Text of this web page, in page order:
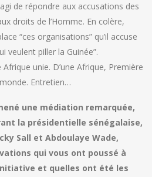
agi de répondre aux accusations des
droits de l’Homme. En colère,
“ces organisations” qu’il accuse
veulent piller la Guinée”.
Afrique unie. D’une Afrique, Première
Entretien…
une médiation remarquée,
la présidentielle sénégalaise,
Sall et Abdoulaye Wade,
qui vous ont poussé à
et quelles ont été les